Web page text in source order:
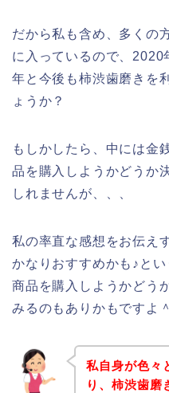
だから私も含め、多くの
に入っているので、
年と今後も柿渋歯磨きを
ょうか？
もしかしたら、中には金
品を購入しようかどうか
しれませんが、、、
私の率直な感想をお伝え
かなりおすすめかも♪と
商品を購入しようかどう
みるのもありかもですよ
私自身が色々
り、柿渋歯磨